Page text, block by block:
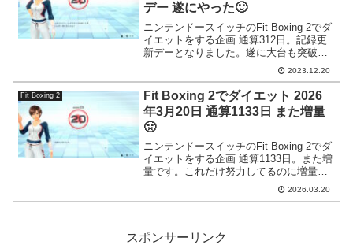
デー 遂にやった🙂
ニンテンドースイッチのFit Boxing 2でダ
イエットをする企画 通算312日。記録更
新デーとなりました。遂に大台も突破で
2023.12.20
Fit Boxing 2
Fit Boxing 2でダイエット 2026
年3月20日 通算1133日 また増量
🤢
ニンテンドースイッチのFit Boxing 2でダ
イエットをする企画 通算1133日。また増
量です。これだけ努力してるのに増量
で、もういい加減嫌になってきました。
2026.03.20
スポンサーリンク